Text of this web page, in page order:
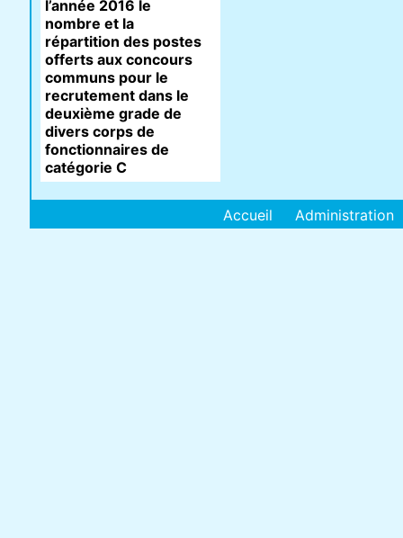
l’année 2016 le
nombre et la
répartition des postes
offerts aux concours
communs pour le
recrutement dans le
deuxième grade de
divers corps de
fonctionnaires de
catégorie C
Accueil Administration